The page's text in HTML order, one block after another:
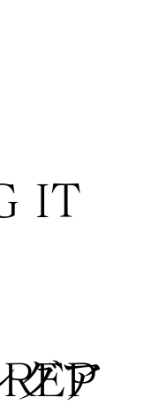
IT
グア